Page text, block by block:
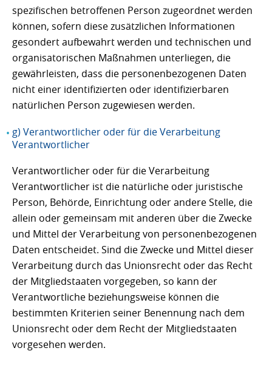
spezifischen betroffenen Person zugeordnet werden
können, sofern diese zusätzlichen Informationen
gesondert aufbewahrt werden und technischen und
organisatorischen Maßnahmen unterliegen, die
gewährleisten, dass die personenbezogenen Daten
nicht einer identifizierten oder identifizierbaren
natürlichen Person zugewiesen werden.
g) Verantwortlicher oder für die Verarbeitung
Verantwortlicher
Verantwortlicher oder für die Verarbeitung
Verantwortlicher ist die natürliche oder juristische
Person, Behörde, Einrichtung oder andere Stelle, die
allein oder gemeinsam mit anderen über die Zwecke
und Mittel der Verarbeitung von personenbezogenen
Daten entscheidet. Sind die Zwecke und Mittel dieser
Verarbeitung durch das Unionsrecht oder das Recht
der Mitgliedstaaten vorgegeben, so kann der
Verantwortliche beziehungsweise können die
bestimmten Kriterien seiner Benennung nach dem
Unionsrecht oder dem Recht der Mitgliedstaaten
vorgesehen werden.